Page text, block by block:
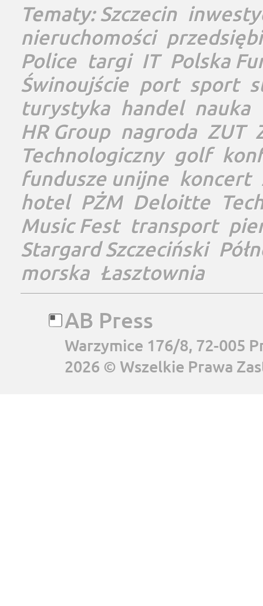
Tematy:Szczecin
nieruchomości
Police targi IT Polska
Świnoujście port sport
turystyka handel nauka
HR Group nagroda ZUT
Technologiczny golf
fundusze unijne koncert
hotel PŻM Deloitte
Music Fest transport
Stargard Szczeciński
morska Łasztownia
AB Press
Warzymice 176/8, 72-005
2026 © Wszelkie Prawa